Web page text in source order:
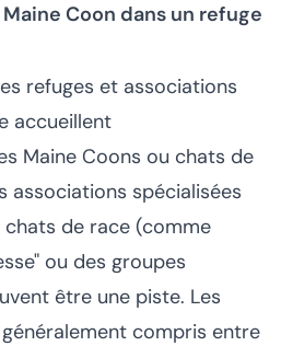
Coon dans un refuge
refuges et associations
accueillent
Maine Coons ou chats de
associations spécialisées
chats de race (comme
ou des groupes
être une piste. Les
compris entre